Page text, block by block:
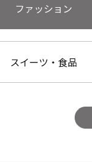
ファッション
スイーツ・食品